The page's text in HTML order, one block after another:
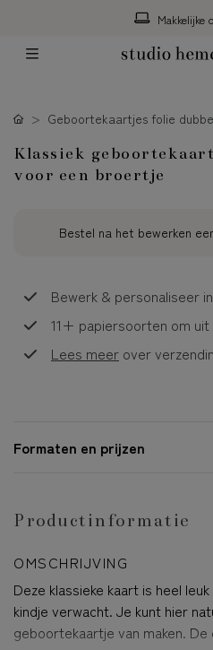
Makkelijke
Geboortekaartjes folie
Klassiek
voor een broertje
Bestel na het bewerken
Bewerk & personaliseer
11+ papiersoorten om uit
Lees meer over
Formaten en prijzen
Productinformatie
OMSCHRIJVING
Deze klassieke kaart is heel
kindje verwacht. Je kunt hier
geboortekaartje van maken.